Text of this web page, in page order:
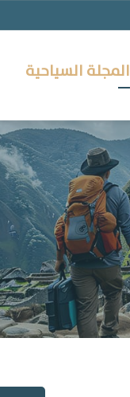
المجلة السياحية